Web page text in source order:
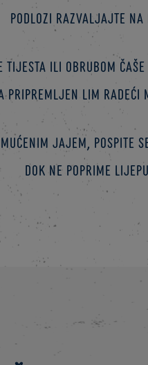
podlozi razvaljajte na
tijesta ili obrubom
lim radeći
jajem, pospite
dok ne poprime